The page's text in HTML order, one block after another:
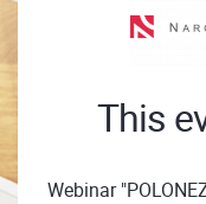
This
Webinar